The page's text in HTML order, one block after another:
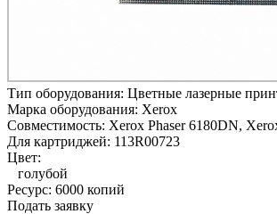
Тип оборудования: Цветные лазерные
Марка оборудования: Xerox
Совместимость: Xerox Phaser 6180DN,
Для картриджей: 113R00723
Цвет:
голубой
Ресурс: 6000 копий
Подать заявку